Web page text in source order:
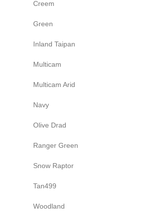
Creem
Green
Inland Taipan
Multicam
Multicam Arid
Navy
Olive Drad
Ranger Green
Snow Raptor
Tan499
Woodland